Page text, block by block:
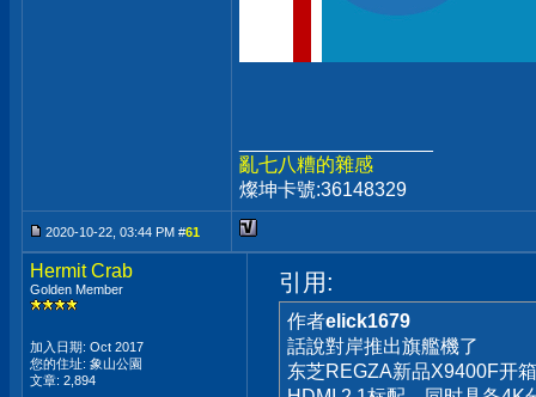
亂七八糟的雜感
燦坤卡號:36148329
2020-10-22, 03:44 PM #61
Hermit Crab
Golden Member
加入日期: Oct 2017
您的住址: 象山公園
文章: 2,894
引用:
作者elick1679
話說對岸推出旗艦機了
东芝REGZA新品X9400F开